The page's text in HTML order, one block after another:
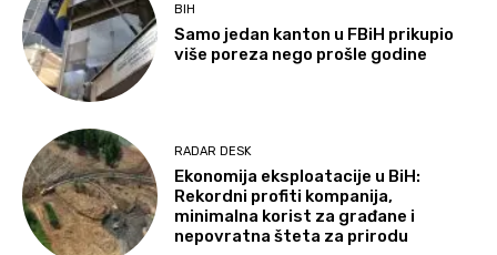
BIH
Samo jedan kanton u FBiH prikupio
više poreza nego prošle godine
RADAR DESK
Ekonomija eksploatacije u BiH:
Rekordni profiti kompanija,
minimalna korist za građane i
nepovratna šteta za prirodu